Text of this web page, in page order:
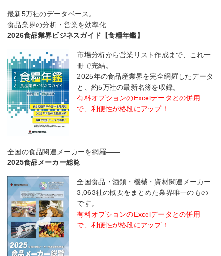
最新5万社のデータベース。
食品業界の分析・営業を効率化
2026食品業界ビジネスガイド【食糧年鑑】
市場分析から営業リスト作成まで、これ一
冊で完結。
2025年の食品産業界を完全網羅したデータ
と、約5万社の最新名簿を収録。
有料オプションのExcelデータとの併用
で、利便性が格段にアップ！
全国の食品関連メーカーを網羅――
2025食品メーカー総覧
全国食品・酒類・機械・資材関連メーカー
3,063社の概要をまとめた業界唯一のもの
です。
有料オプションのExcelデータとの併用
で、利便性が格段にアップ！